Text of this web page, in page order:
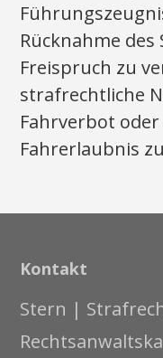
Rücknahme
Freispruch zu
strafrechtliche
Fahrverbot
Fahrerlaubnis
Kontakt
Stern |